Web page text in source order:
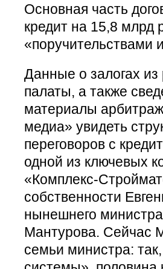
Основная часть
кредит на 15,8 млрд
«поручительствами
Данные о залогах
палаты, а также
материалы
медиа» увидеть
переговоров с
одной из ключевых
«Комплекс-
собственности
нынешнего
Мантурова. Сейчас
семьи министра: